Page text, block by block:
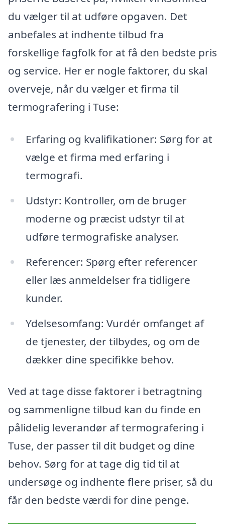
du vælger til at udføre opgaven. Det
anbefales at indhente tilbud fra
forskellige fagfolk for at få den bedste pris
og service. Her er nogle faktorer, du skal
overveje, når du vælger et firma til
termografering i Tuse:
Erfaring og kvalifikationer: Sørg for at
vælge et firma med erfaring i
termografi.
Udstyr: Kontroller, om de bruger
moderne og præcist udstyr til at
udføre termografiske analyser.
Referencer: Spørg efter referencer
eller læs anmeldelser fra tidligere
kunder.
Ydelsesomfang: Vurdér omfanget af
de tjenester, der tilbydes, og om de
dækker dine specifikke behov.
Ved at tage disse faktorer i betragtning
og sammenligne tilbud kan du finde en
pålidelig leverandør af termografering i
Tuse, der passer til dit budget og dine
behov. Sørg for at tage dig tid til at
undersøge og indhente flere priser, så du
får den bedste værdi for dine penge.